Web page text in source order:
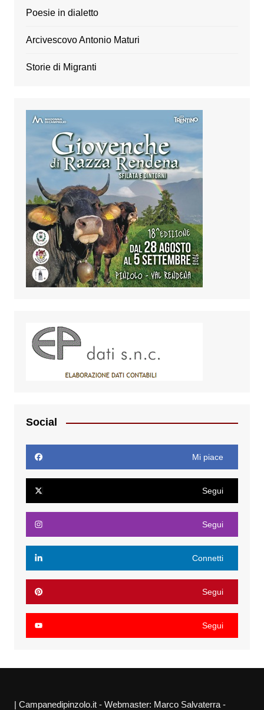
Poesie in dialetto
Arcivescovo Antonio Maturi
Storie di Migranti
Social
Mi piace
Segui
Segui
Connetti
Segui
Segui
| Campanedipinzolo.it - Webmaster: Marco Salvaterra -